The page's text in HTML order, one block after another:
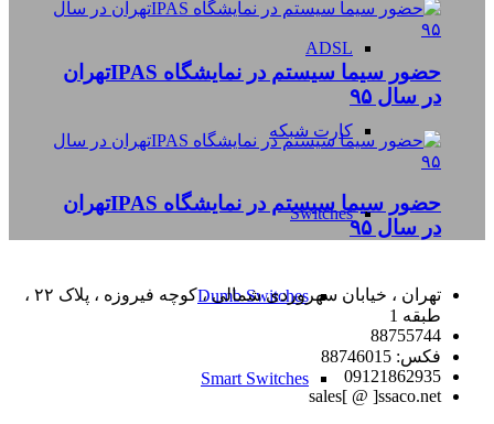
ADSL
کارت شبکه
Switches
Dumb Switches
Smart Switches
حضور سیما سیستم در نمایشگاه IPASتهران
در سال ۹۵
حضور سیما سیستم در نمایشگاه IPASتهران
در سال ۹۵
تهران ، خیابان سهروردی شمالی ، کوچه فیروزه ، پلاک ۲۲ ،
طبقه 1
88755744
فکس: 88746015
09121862935
sales[ @ ]ssaco.net